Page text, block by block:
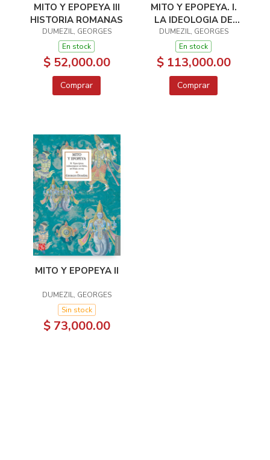
MITO Y EPOPEYA III
HISTORIA ROMANAS
DUMEZIL, GEORGES
En stock
$ 52,000.00
Comprar
MITO Y EPOPEYA. I.
LA IDEOLOGIA DE
LAS TRES
FUNCIONES EN LAS
EPOPEYAS DE LOS
PU
DUMEZIL, GEORGES
En stock
$ 113,000.00
Comprar
MITO Y EPOPEYA II
DUMEZIL, GEORGES
Sin stock
$ 73,000.00